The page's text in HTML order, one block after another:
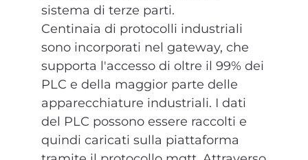
sistema di terze parti.
Centinaia di protocolli industriali
sono incorporati nel gateway, che
supporta l'accesso di oltre il 99% dei
PLC e della maggior parte delle
apparecchiature industriali. I dati
del PLC possono essere raccolti e
quindi caricati sulla piattaforma